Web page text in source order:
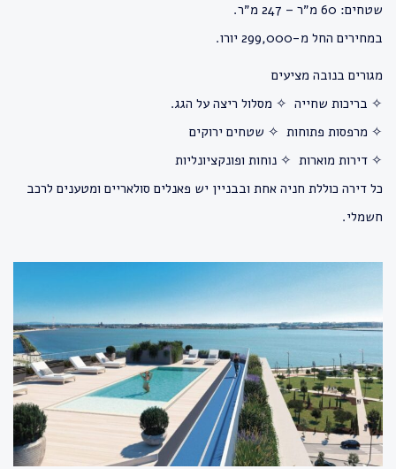
שטחים: 60 מ״ר – 247 מ״ר.
במחירים החל מ-299,000 יורו.
מגורים בנובה מציעים
✧ בריכות שחייה ✧ מסלול ריצה על הגג.
✧ מרפסות פתוחות ✧ שטחים ירוקים
✧ דירות מוארות ✧ נוחות ופונקציונליות
כל דירה כוללת חניה אחת ובבניין יש פאנלים סולאריים ומטענים לרכב
חשמלי.